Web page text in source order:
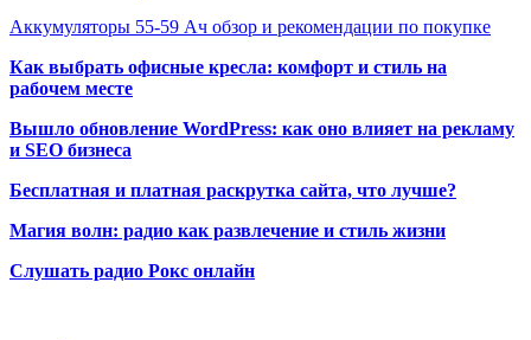
Аккумуляторы 55-59 Ач обзор и рекомендации по покупке
Как выбрать офисные кресла: комфорт и стиль на
рабочем месте
Вышло обновление WordPress: как оно влияет на рекламу
и SEO бизнеса
Бесплатная и платная раскрутка сайта, что лучше?
Магия волн: радио как развлечение и стиль жизни
Слушать радио Рокс онлайн